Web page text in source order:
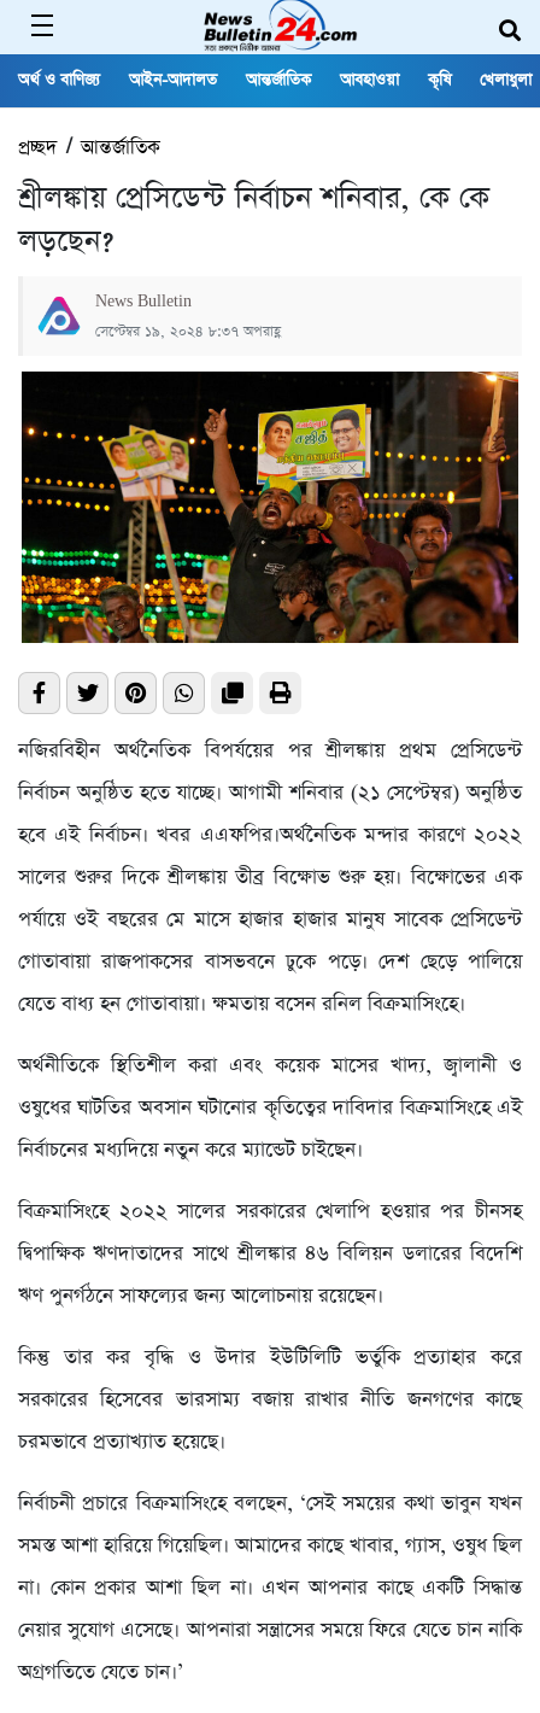
অর্থ ও বাণিজ্য আইন-আদালত আন্তর্জাতিক আবহাওয়া কৃষি খেলাধুলা
প্রচ্ছদ/আন্তর্জাতিক
শ্রীলঙ্কায় প্রেসিডেন্ট নির্বাচন শনিবার, কে কে
লড়ছেন?
News Bulletin
সেপ্টেম্বর ১৯, ২০২৪ ৮:৩৭ অপরাহ্ণ
নজিরবিহীন অর্থনৈতিক বিপর্যয়ের পর শ্রীলঙ্কায় প্রথম প্রেসিডেন্ট
নির্বাচন অনুষ্ঠিত হতে যাচ্ছে। আগামী শনিবার (২১ সেপ্টেম্বর) অনুষ্ঠিত
হবে এই নির্বাচন। খবর এএফপির।অর্থনৈতিক মন্দার কারণে ২০২২
সালের শুরুর দিকে শ্রীলঙ্কায় তীব্র বিক্ষোভ শুরু হয়। বিক্ষোভের এক
পর্যায়ে ওই বছরের মে মাসে হাজার হাজার মানুষ সাবেক প্রেসিডেন্ট
গোতাবায়া রাজপাকসের বাসভবনে ঢুকে পড়ে। দেশ ছেড়ে পালিয়ে
যেতে বাধ্য হন গোতাবায়া। ক্ষমতায় বসেন রনিল বিক্রমাসিংহে।
অর্থনীতিকে স্থিতিশীল করা এবং কয়েক মাসের খাদ্য, জ্বালানী ও
ওষুধের ঘাটতির অবসান ঘটানোর কৃতিত্বের দাবিদার বিক্রমাসিংহে এই
নির্বাচনের মধ্যদিয়ে নতুন করে ম্যান্ডেট চাইছেন।
বিক্রমাসিংহে ২০২২ সালের সরকারের খেলাপি হওয়ার পর চীনসহ
দ্বিপাক্ষিক ঋণদাতাদের সাথে শ্রীলঙ্কার ৪৬ বিলিয়ন ডলারের বিদেশি
ঋণ পুনর্গঠনে সাফল্যের জন্য আলোচনায় রয়েছেন।
কিন্তু তার কর বৃদ্ধি ও উদার ইউটিলিটি ভর্তুকি প্রত্যাহার করে
সরকারের হিসেবের ভারসাম্য বজায় রাখার নীতি জনগণের কাছে
চরমভাবে প্রত্যাখ্যাত হয়েছে।
নির্বাচনী প্রচারে বিক্রমাসিংহে বলছেন, ‘সেই সময়ের কথা ভাবুন যখন
সমস্ত আশা হারিয়ে গিয়েছিল। আমাদের কাছে খাবার, গ্যাস, ওষুধ ছিল
না। কোন প্রকার আশা ছিল না। এখন আপনার কাছে একটি সিদ্ধান্ত
নেয়ার সুযোগ এসেছে। আপনারা সন্ত্রাসের সময়ে ফিরে যেতে চান নাকি
অগ্রগতিতে যেতে চান।’